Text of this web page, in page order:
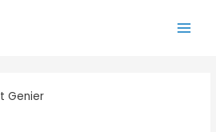
Genier